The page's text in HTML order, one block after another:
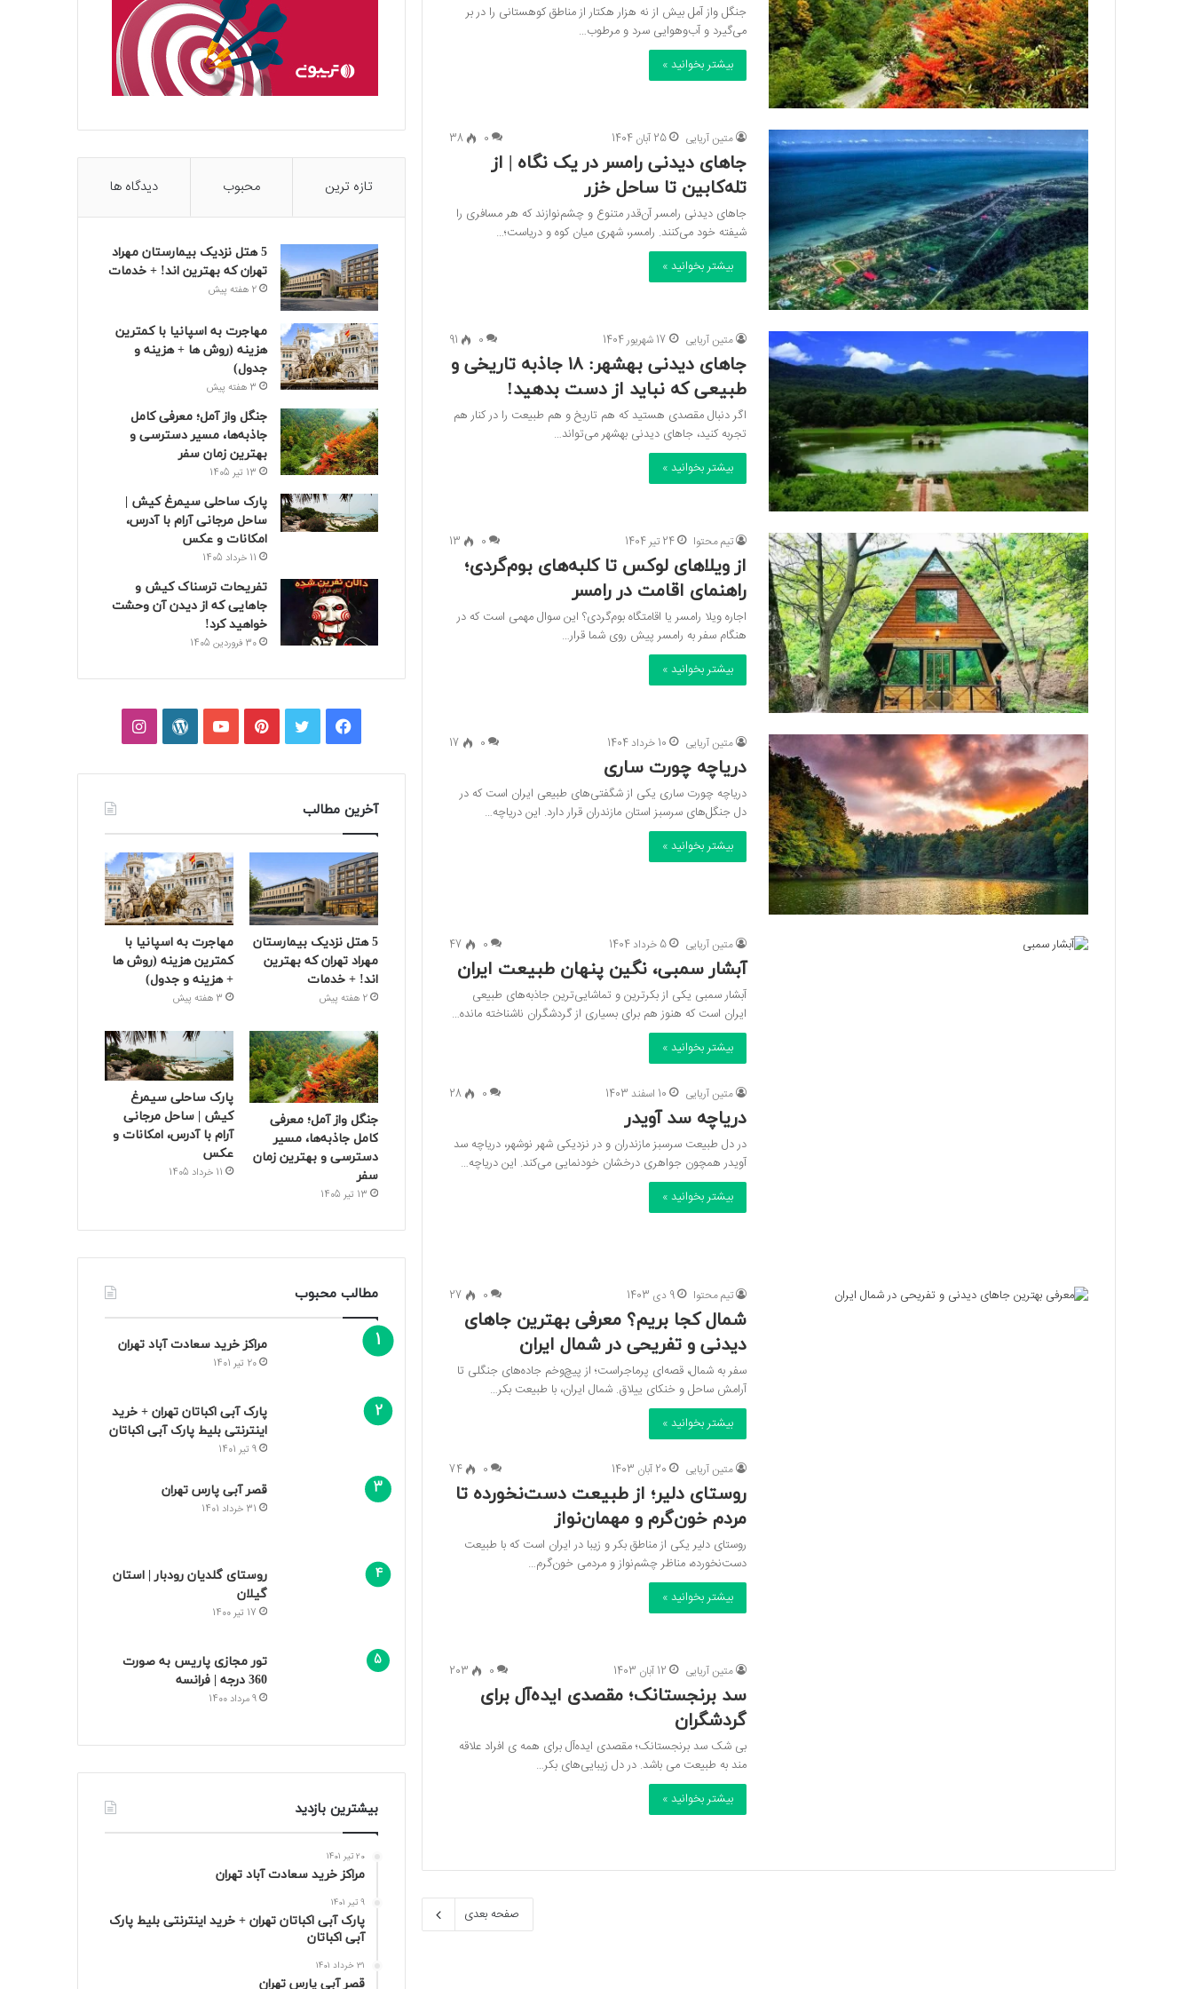
جنگل واز آمل بیش از نه هزار هکتار از مناطق کوهستانی را در بر
می‌گیرد و آب‌وهوایی سرد و مرطوب…
بیشتر بخوانید »
متین آریایی 25 آبان 1404 0
38
جاهای دیدنی رامسر در یک نگاه | از
تله‌کابین تا ساحل خزر
جاهای دیدنی رامسر آن‌قدر متنوع و چشم‌نوازند که هر مسافری را
شیفته خود می‌کنند. رامسر، شهری میان کوه و دریاست؛…
بیشتر بخوانید »
متین آریایی 17 شهریور 1404 0
91
جاهای دیدنی بهشهر: ۱۸ جاذبه تاریخی و
طبیعی که نباید از دست بدهید!
اگر دنبال مقصدی هستید که هم تاریخ و هم طبیعت را در کنار هم
تجربه کنید، جاهای دیدنی بهشهر می‌تواند…
بیشتر بخوانید »
تیم محتوا 24 تیر 1404 0
13
از ویلاهای لوکس تا کلبه‌های بوم‌گردی؛
راهنمای اقامت در رامسر
اجاره ویلا رامسر یا اقامتگاه بوم‌گردی؟ این سوال مهمی است که در
هنگام سفر به رامسر پیش روی شما قرار…
بیشتر بخوانید »
متین آریایی 10 خرداد 1404 0
17
دریاچه چورت ساری
دریاچه چورت ساری یکی از شگفتی‌های طبیعی ایران است که در
دل جنگل‌های سرسبز استان مازندران قرار دارد. این دریاچه…
بیشتر بخوانید »
متین آریایی 5 خرداد 1404 0
47
آبشار سمبی، نگین پنهان طبیعت ایران
آبشار سمبی یکی از بکرترین و تماشایی‌ترین جاذبه‌های طبیعی
ایران است که هنوز هم برای بسیاری از گردشگران ناشناخته مانده…
بیشتر بخوانید »
متین آریایی 10 اسفند 1403 0
28
دریاچه سد آویدر
در دل طبیعت سرسبز مازندران و در نزدیکی شهر نوشهر، دریاچه سد
آویدر همچون جواهری درخشان خودنمایی می‌کند. این دریاچه…
بیشتر بخوانید »
تیم محتوا 9 دی 1403 0
27
شمال کجا بریم؟ معرفی بهترین جاهای
دیدنی و تفریحی در شمال ایران
سفر به شمال، قصه‌ای پرماجراست؛ از پیچ‌وخم جاده‌های جنگلی تا
آرامش ساحل و خنکای ییلاق. شمال ایران، با طبیعت بکر…
بیشتر بخوانید »
متین آریایی 20 آبان 1403 0
74
روستای دلیر؛ از طبیعت دست‌نخورده تا
مردم خون‌گرم و مهمان‌نواز
روستای دلیر یکی از مناطق بکر و زیبا در ایران است که با طبیعت
دست‌نخورده، مناظر چشم‌نواز و مردمی خون‌گرم…
بیشتر بخوانید »
متین آریایی 12 آبان 1403 0
203
سد برنجستانک؛ مقصدی ایده‌آل برای
گردشگران
بی شک سد برنجستانک؛ مقصدی ایده‌آل برای همه ی افراد علاقه
مند به طبیعت می باشد. در دل زیبایی‌های بکر…
بیشتر بخوانید »
صفحه بعدی
تازه ترین محبوب دیدگاه ها
5 هتل نزدیک بیمارستان مهراد
تهران که بهترین‌ اند! + خدمات
2 هفته پیش
مهاجرت به اسپانیا با کمترین
هزینه (روش ها + هزینه و
جدول)
3 هفته پیش
جنگل واز آمل؛ معرفی کامل
جاذبه‌ها، مسیر دسترسی و
بهترین زمان سفر
13 تیر 1405
پارک ساحلی سیمرغ کیش |
ساحل مرجانی آرام با آدرس،
امکانات و عکس
11 خرداد 1405
تفریحات ترسناک کیش و
جاهایی که از دیدن آن وحشت
خواهید کرد!
30 فروردین 1405
فیسبوکتوییترپینتریستیوتیوبوردپرساینستاگرام
آخرین مطالب
5 هتل نزدیک بیمارستان
مهراد تهران که بهترین‌
اند! + خدمات
2 هفته پیش
مهاجرت به اسپانیا با
کمترین هزینه (روش ها
+ هزینه و جدول)
3 هفته پیش
جنگل واز آمل؛ معرفی
کامل جاذبه‌ها، مسیر
دسترسی و بهترین زمان
سفر
13 تیر 1405
پارک ساحلی سیمرغ
کیش | ساحل مرجانی
آرام با آدرس، امکانات و
عکس
11 خرداد 1405
مطالب محبوب
مراکز خرید سعادت‌ آباد تهران
20 تیر 1401
پارک آبی اکباتان تهران + خرید
اینترنتی بلیط پارک آبی اکباتان
9 تیر 1401
قصر آبی پارس تهران
31 خرداد 1401
روستای گلدیان رودبار | استان
گیلان
17 تیر 1400
تور مجازی پاریس به صورت
360 درجه | فرانسه
9 مرداد 1400
بیشترین بازدید
20 تیر 1401
مراکز خرید سعادت‌ آباد تهران
9 تیر 1401
پارک آبی اکباتان تهران + خرید اینترنتی بلیط پارک
آبی اکباتان
31 خرداد 1401
قصر آبی پارس تهران